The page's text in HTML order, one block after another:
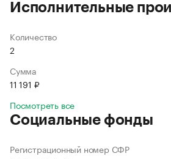
Исполнительные
Количество
2
Сумма
11 191 ₽
Посмотреть все
Социальные фонды
Регистрационный номер СФР